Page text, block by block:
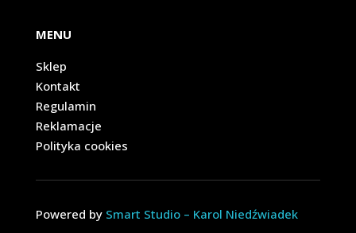
MENU
Sklep
Kontakt
Regulamin
Reklamacje
Polityka cookies
Powered by Smart Studio – Karol Niedźwiadek